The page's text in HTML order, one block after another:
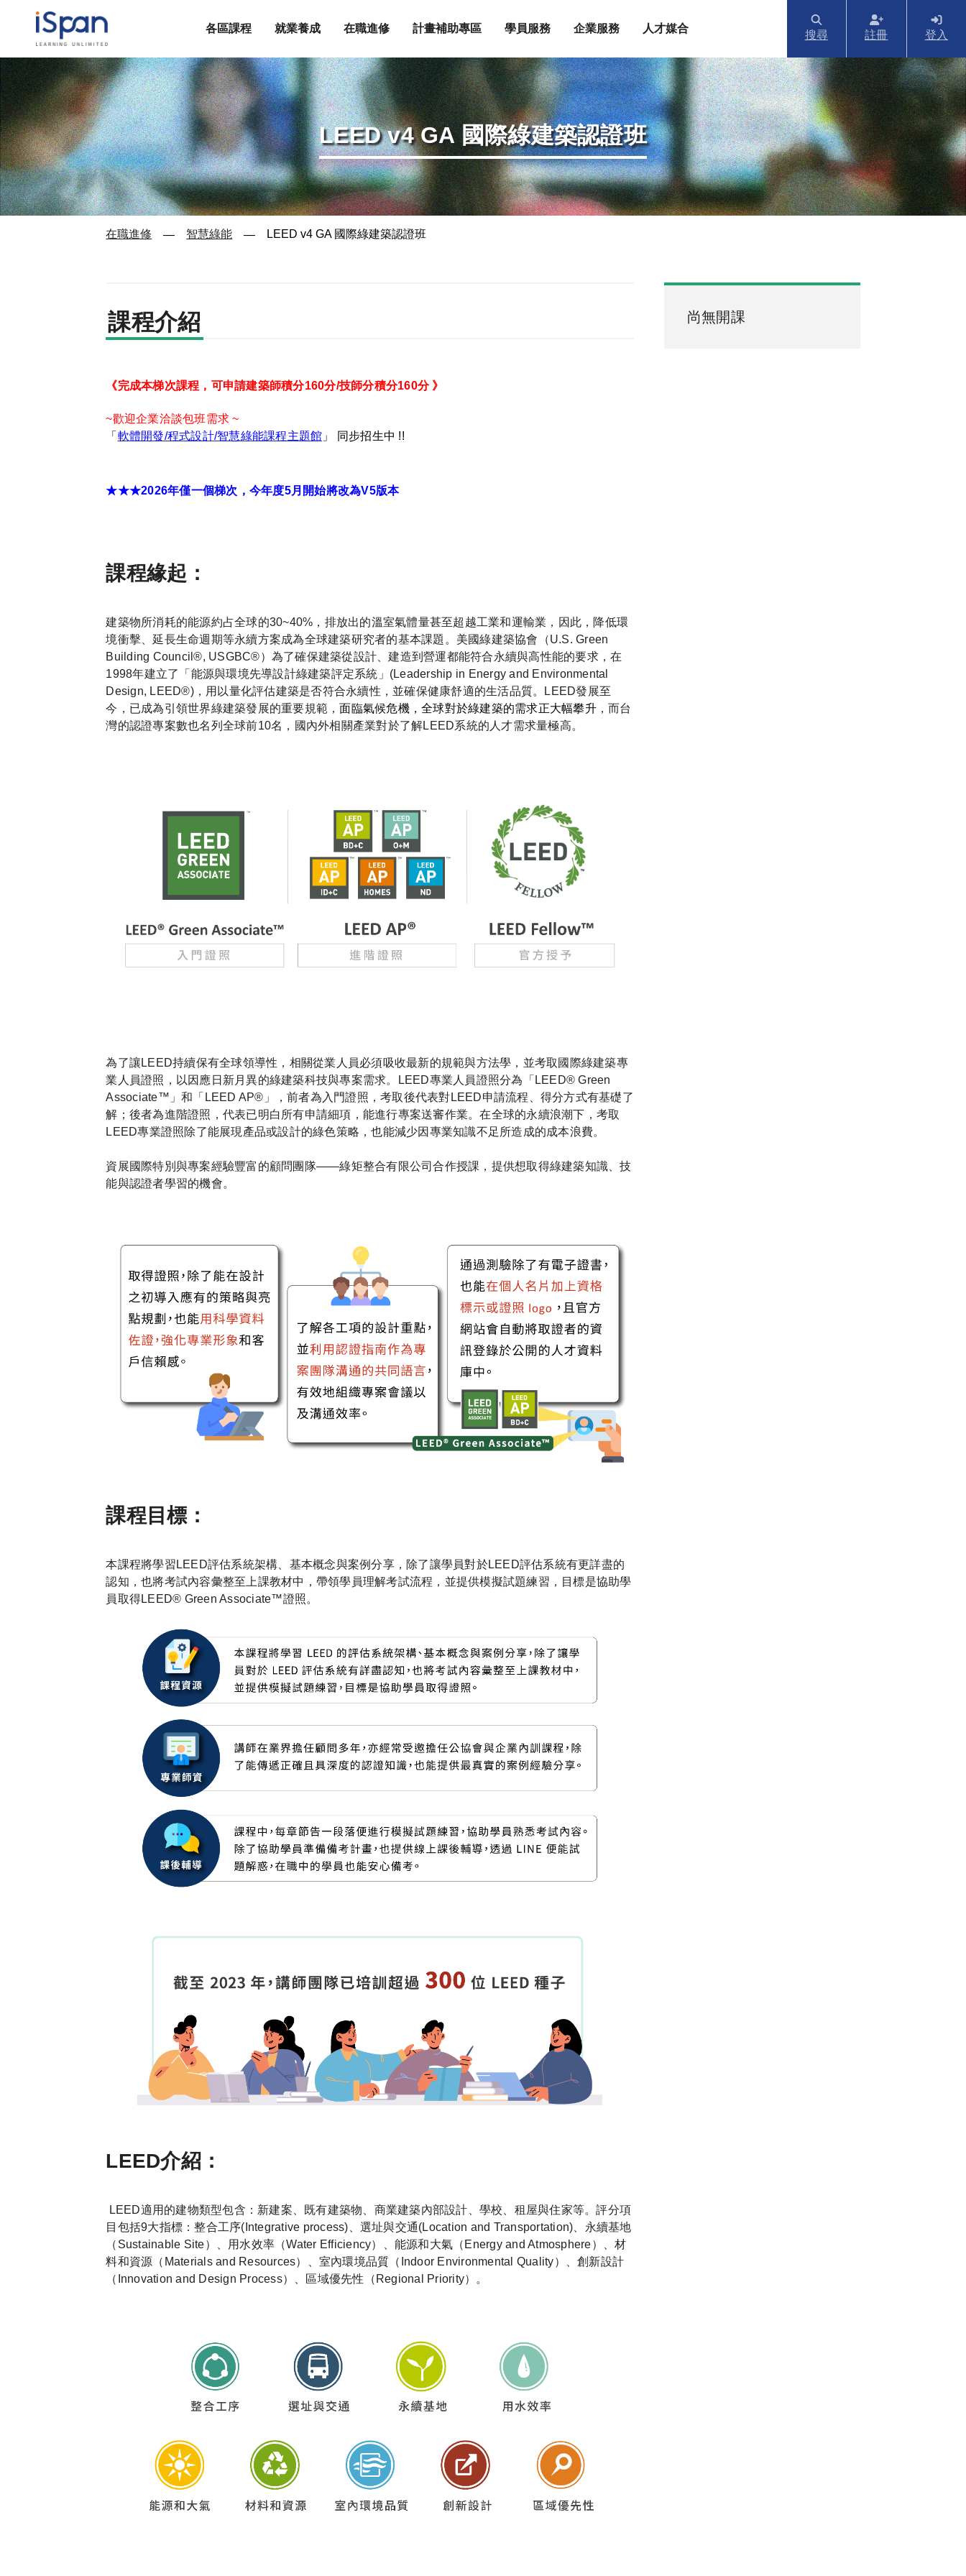
各區課程 就業養成 在職進修 計畫補助專區 學員服務 企業服務 人才媒合
搜尋 註冊 登入
LEED v4 GA 國際綠建築認證班
在職進修 — 智慧綠能 — LEED v4 GA 國際綠建築認證班
課程介紹
《完成本梯次課程，可申請建築師積分160分/技師分積分160分 》
~歡迎企業洽談包班需求 ~
「 軟體開發/程式設計/智慧綠能課程主題館 」 同步招生中 !!
★★★2026年僅一個梯次，今年度5月開始將改為V5版本
課程緣起：
建築物所消耗的能源約占全球的30~40%，排放出的溫室氣體量甚至超越工業和運輸業，因此，降低環
境衝擊、延長生命週期等永續方案成為全球建築研究者的基本課題。美國綠建築協會（U.S. Green
Building Council®, USGBC®）為了確保建築從設計、建造到營運都能符合永續與高性能的要求，在
1998年建立了「能源與環境先導設計綠建築評定系統」(Leadership in Energy and Environmental
Design, LEED®)，用以量化評估建築是否符合永續性，並確保健康舒適的生活品質。LEED發展至
今，已成為引領世界綠建築發展的重要規範，面臨氣候危機，全球對於綠建築的需求正大幅攀升，而台
灣的認證專案數也名列全球前10名，國內外相關產業對於了解LEED系統的人才需求量極高。
為了讓LEED持續保有全球領導性，相關從業人員必須吸收最新的規範與方法學，並考取國際綠建築專
業人員證照，以因應日新月異的綠建築科技與專案需求。LEED專業人員證照分為「LEED® Green
Associate™」和「LEED AP®」，前者為入門證照，考取後代表對LEED申請流程、得分方式有基礎了
解；後者為進階證照，代表已明白所有申請細項，能進行專案送審作業。在全球的永續浪潮下，考取
LEED專業證照除了能展現產品或設計的綠色策略，也能減少因專業知識不足所造成的成本浪費。
資展國際特別與專案經驗豐富的顧問團隊——綠矩整合有限公司合作授課，提供想取得綠建築知識、技
能與認證者學習的機會。
課程目標：
本課程將學習LEED評估系統架構、基本概念與案例分享，除了讓學員對於LEED評估系統有更詳盡的
認知，也將考試內容彙整至上課教材中，帶領學員理解考試流程，並提供模擬試題練習，目標是協助學
員取得LEED® Green Associate™證照。
LEED介紹：
LEED適用的建物類型包含：新建案、既有建築物、商業建築內部設計、學校、租屋與住家等。評分項
目包括9大指標：整合工序(Integrative process)、選址與交通(Location and Transportation)、永續基地
（Sustainable Site）、用水效率（Water Efficiency）、能源和大氣（Energy and Atmosphere）、材
料和資源（Materials and Resources）、室內環境品質（Indoor Environmental Quality）、創新設計
（Innovation and Design Process）、區域優先性（Regional Priority）。
尚無開課